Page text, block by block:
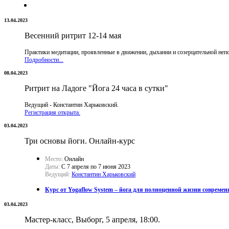
13.04.2023
Весенний ритрит 12-14 мая
Практики медитации, проявленные в движении, дыхании и созерцательной
Подробности...
08.04.2023
Ритрит на Ладоге "Йога 24 часа в сутки"
Ведущий - Константин Харьковский.
Регистрация открыта.
03.04.2023
Три основы йоги. Онлайн-курс
Место: Онлайн
Даты: C 7 апреля по 7 июня 2023
Ведущий: Константин Харьковский
Курс от Yogaflow System – йога для полноценной жизни
03.04.2023
Мастер-класс, Выборг, 5 апреля, 18:00.